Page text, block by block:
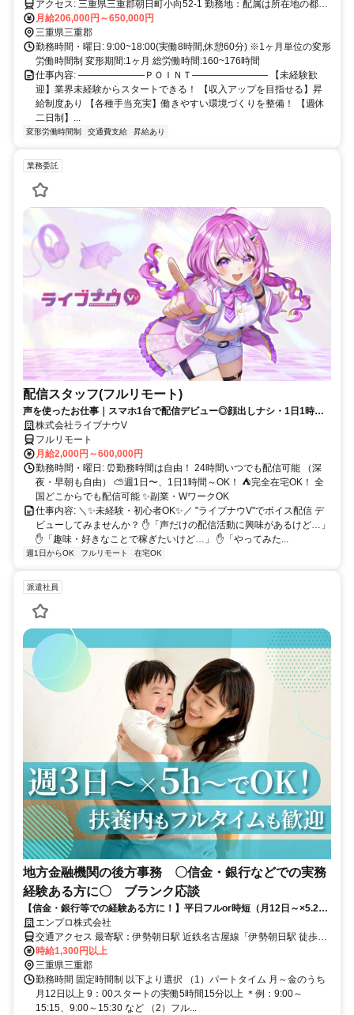
実 アクセス: 三重県三重郡朝日町小向52-1 勤務地：配属は所在地の都道
府県 ※初任地は最寄りの店舗又は希望エリアを優先し配属します。
※エリア内勤務または全国勤務いずれか希望を選択できます。
月給206,000円～650,000円
三重県三重郡
勤務時間・曜日: 9:00~18:00(実働8時間,休憩60分) ※1ヶ月単位の変形
労働時間制 変形期間:1ヶ月 総労働時間:160~176時間
仕事内容: ―――――――ＰＯＩＮＴ―――――――― 【未経験歓
迎】業界未経験からスタートできる！ 【収入アップを目指せる】昇
給制度あり 【各種手当充実】働きやすい環境づくりを整備！ 【週休
二日制】...
変形労働時間制 交通費支給 昇給あり
業務委託
配信スタッフ(フルリモート)
声を使ったお仕事｜スマホ1台で配信デビュー◎顔出しナシ・1日1時間
～OK♪
株式会社ライブナウV
フルリモート
月給2,000円～600,000円
勤務時間・曜日: ⏰勤務時間は自由！ 24時間いつでも配信可能 （深
夜・早朝も自由） ⛅週1日〜、1日1時間～OK！ ⛺完全在宅OK！ 全
国どこからでも配信可能 ✨副業・WワークOK
仕事内容: ＼✨未経験・初心者OK✨／ "ライブナウV"でボイス配信 デ
ビューしてみませんか？ ✋「声だけの配信活動に興味があるけど…」
✋「趣味・好きなことで稼ぎたいけど…」 ✋「やってみた...
週1日からOK フルリモート 在宅OK
派遣社員
地方金融機関の後方事務 〇信金・銀行などでの実務
経験ある方に〇 ブランク応談
【信金・銀行等での経験ある方に！】平日フルor時短（月12日～×5.25
ｈ～）で選べる！扶養内OK！ブランク応談！＠伊勢朝日駅・車可
エンプロ株式会社
交通アクセス 最寄駅：伊勢朝日駅 近鉄名古屋線「伊勢朝日駅 徒歩14
分」 ＪＲ関西本線「朝日駅 車6分」 ＪＲ関西本線「富田駅 車10分」
近鉄・三岐鉄道「近鉄富田駅 車11分」 各線「桑名駅 車12分」 所在
地：三重県三重郡朝日町小向 ※車通勤OK（P無料）
時給1,300円以上
三重県三重郡
勤務時間 固定時間制 以下より選択 （1）パートタイム 月～金のうち
月12日以上 9：00スタートの実働5時間15分以上 ＊例：9:00～
15:15、9:00～15:30 など （2）フル...